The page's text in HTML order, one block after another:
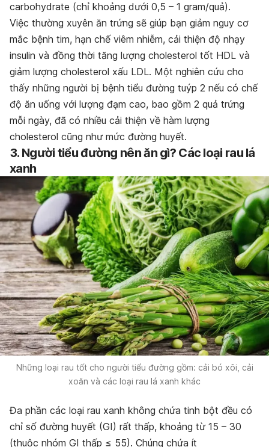
carbohydrate (chỉ khoảng dưới 0,5 – 1 gram/quả).
Việc thường xuyên ăn trứng sẽ giúp bạn giảm nguy cơ
mắc bệnh tim, hạn chế viêm nhiễm, cải thiện độ nhạy
insulin và đồng thời tăng lượng cholesterol tốt HDL và
giảm lượng cholesterol xấu LDL. Một nghiên cứu cho
thấy những người bị bệnh tiểu đường tuýp 2 nếu có chế
độ ăn uống với lượng đạm cao, bao gồm 2 quả trứng
mỗi ngày, đã có nhiều cải thiện về hàm lượng
cholesterol cũng như mức đường huyết.
3. Người tiểu đường nên ăn gì? Các loại rau lá
xanh
Những loại rau tốt cho người tiểu đường gồm: cải bó xôi, cải
xoăn và các loại rau lá xanh khác
Đa phần các loại rau xanh không chứa tinh bột đều có
chỉ số đường huyết (GI) rất thấp, khoảng từ 15 – 30
(thuộc nhóm GI thấp ≤ 55). Chúng chứa ít